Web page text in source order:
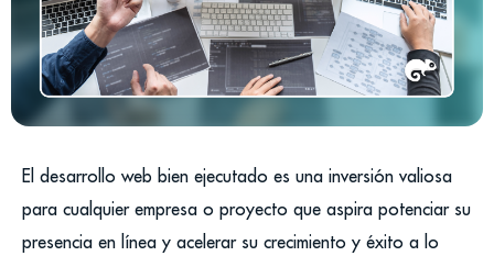
El desarrollo web bien ejecutado es una inversión valiosa
para cualquier empresa o proyecto que aspira potenciar su
presencia en línea y acelerar su crecimiento y éxito a lo